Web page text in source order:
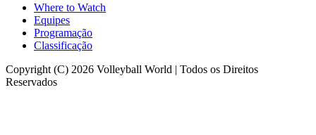
Where to Watch
Equipes
Programação
Classificação
Copyright (C) 2026 Volleyball World | Todos os Direitos
Reservados